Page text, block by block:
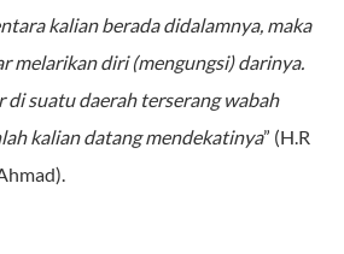
kalian berada didalamnya, maka
melarikan diri (mengungsi) darinya.
di suatu daerah terserang wabah
kalian datang mendekatinya” (H.R